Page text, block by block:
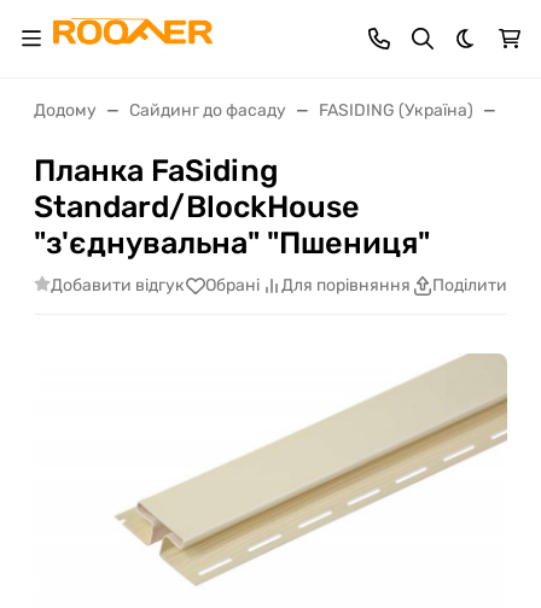
Dark
Додому Сайдинг до фасаду FASIDING (Україна)
Планка FaSiding
Standard/BlockHouse
"з'єднувальна" "Пшениця"
Добавити відгук Обрані Для порівняння Поділитися